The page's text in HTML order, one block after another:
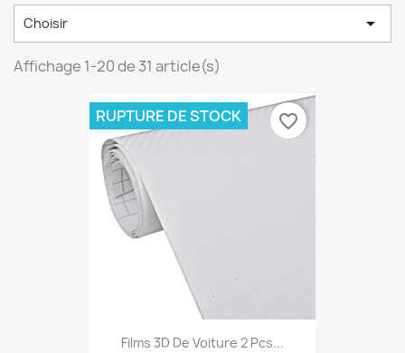
Choisir 
Affichage 1-20 de 31 article(s)
Films 3D De Voiture 2 Pcs...
RUPTURE DE STOCK favorite_border